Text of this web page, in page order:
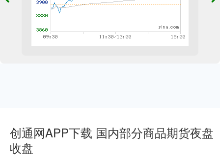
创通网APP下载 国内部分商品期货夜盘
收盘